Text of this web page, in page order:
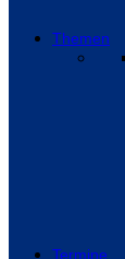
Themen
Termine